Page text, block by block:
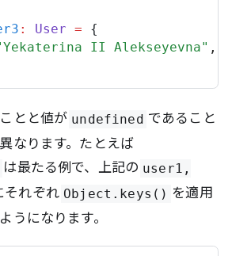
: User = {
II Alekseyevna" ,
とと値が undefined であること
なります。たとえば
は最たる例で、上記の user1,
それぞれ Object.keys() を適用
うになります。